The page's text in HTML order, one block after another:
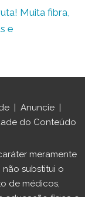
Muita fibra,
e
Anuncie
do Conteúdo
meramente
substitui o
de médicos,